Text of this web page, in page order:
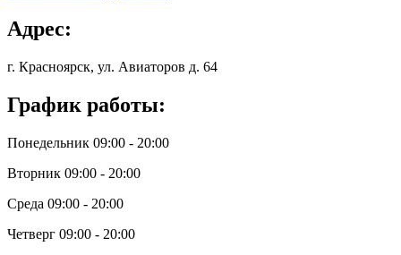
Адрес:
г. Красноярск, ул. Авиаторов д. 64
График работы:
Понедельник 09:00 - 20:00
Вторник 09:00 - 20:00
Среда 09:00 - 20:00
Четверг 09:00 - 20:00